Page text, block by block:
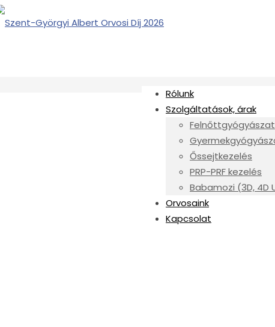
Rólunk
Szolgáltatások, árak
Felnőttgyógyászat
Őssejtkezelés
PRP-PRF kezelés
Babamozi (3D, 4D
Orvosaink
Kapcsolat